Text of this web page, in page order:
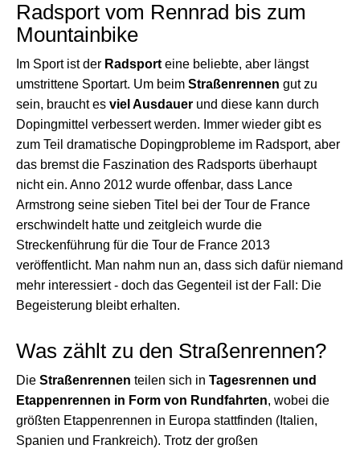
Radsport vom Rennrad bis zum
Mountainbike
Im Sport ist der Radsport eine beliebte, aber längst
umstrittene Sportart. Um beim Straßenrennen gut zu
sein, braucht es viel Ausdauer und diese kann durch
Dopingmittel verbessert werden. Immer wieder gibt es
zum Teil dramatische Dopingprobleme im Radsport, aber
das bremst die Faszination des Radsports überhaupt
nicht ein. Anno 2012 wurde offenbar, dass Lance
Armstrong seine sieben Titel bei der Tour de France
erschwindelt hatte und zeitgleich wurde die
Streckenführung für die Tour de France 2013
veröffentlicht. Man nahm nun an, dass sich dafür niemand
mehr interessiert - doch das Gegenteil ist der Fall: Die
Begeisterung bleibt erhalten.
Was zählt zu den Straßenrennen?
Die Straßenrennen teilen sich in Tagesrennen und
Etappenrennen in Form von Rundfahrten, wobei die
größten Etappenrennen in Europa stattfinden (Italien,
Spanien und Frankreich). Trotz der großen